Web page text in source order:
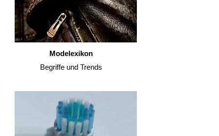
Modelexikon
Begriffe und Trends